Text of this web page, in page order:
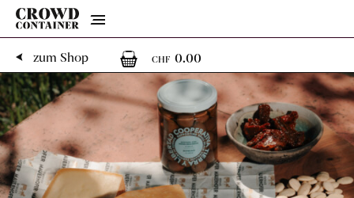
Menu
zum Shop
CHF 0.00